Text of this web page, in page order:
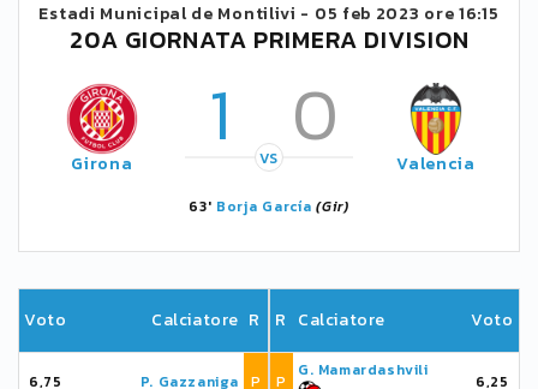
Estadi Municipal de Montilivi - 05 feb 2023 ore 16:15
20A GIORNATA PRIMERA DIVISION
Girona 1 0
VS Valencia
63' Borja García (Gir)
Voto Calciatore R
6,75 P. Gazzaniga P
R Calciatore Voto
P
G. Mamardashvili
6,25